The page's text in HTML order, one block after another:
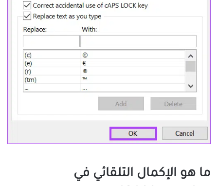
ما هو الإكمال التلقائي في